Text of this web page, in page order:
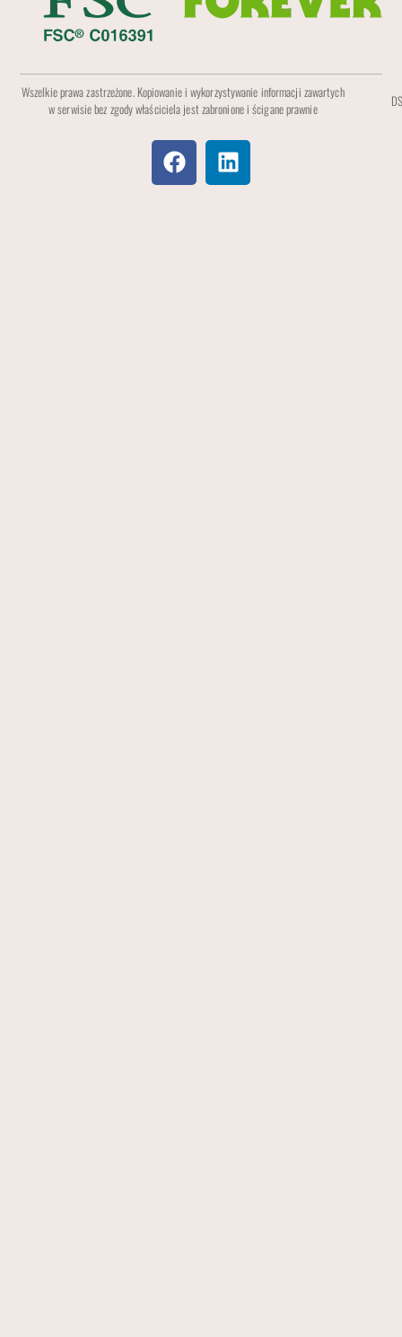
Wszelkie prawa zastrzeżone. Kopiowanie i wykorzystywanie informacji zawartych
w serwisie bez zgody właściciela jest zabronione i ścigane prawnie